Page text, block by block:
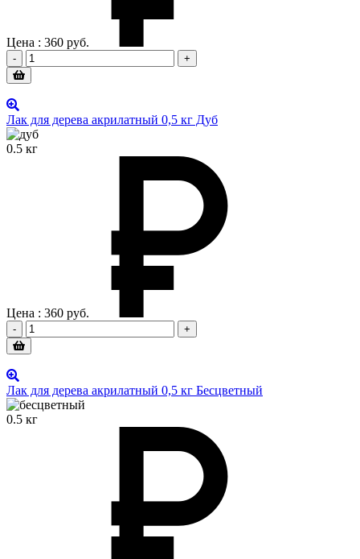
Цена : 360 руб.
- +
Лак для дерева акрилатный 0,5 кг Дуб
0.5 кг
Цена : 360 руб.
- +
Лак для дерева акрилатный 0,5 кг Бесцветный
0.5 кг